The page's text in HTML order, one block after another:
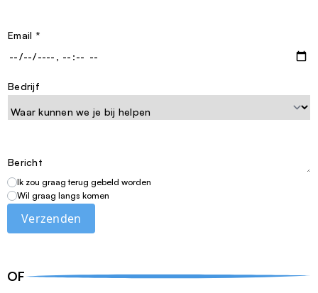
Ik zou graag terug gebeld worden
Wil graag langs komen
Verzenden
OF